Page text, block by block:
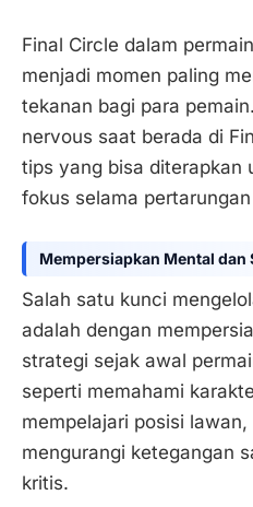
Final Circle dalam
menjadi momen paling
tekanan bagi para
nervous saat berada di
tips yang bisa diterapkan
fokus selama
Mempersiapkan Mental dan
Salah satu kunci
adalah dengan
strategi sejak awal
seperti memahami
mempelajari posisi
mengurangi ketegangan
kritis.